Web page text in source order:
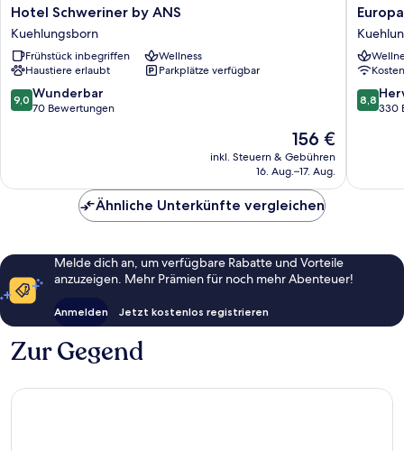
Hotel
Schweriner
by
ANS
Kuehlungsborn
Hotel Schweriner by ANS
Kuehlungsborn
Frühstück inbegriffen
Wellness
Haustiere erlaubt
Parkplätze verfügbar
9.0
von
9,0 Wunderbar
70 Bewertungen
Der
Preis
beträgt
156 €
inkl. Steuern & Gebühren
16. Aug.–17. Aug.
Europa
Hotel
8.8
von
8,8
330
Ähnliche Unterkünfte vergleichen
Melde dich an, um verfügbare Rabatte und Vorteile
anzuzeigen. Mehr Prämien für noch mehr Abenteuer!
Anmelden Jetzt kostenlos registrieren
Zur Gegend